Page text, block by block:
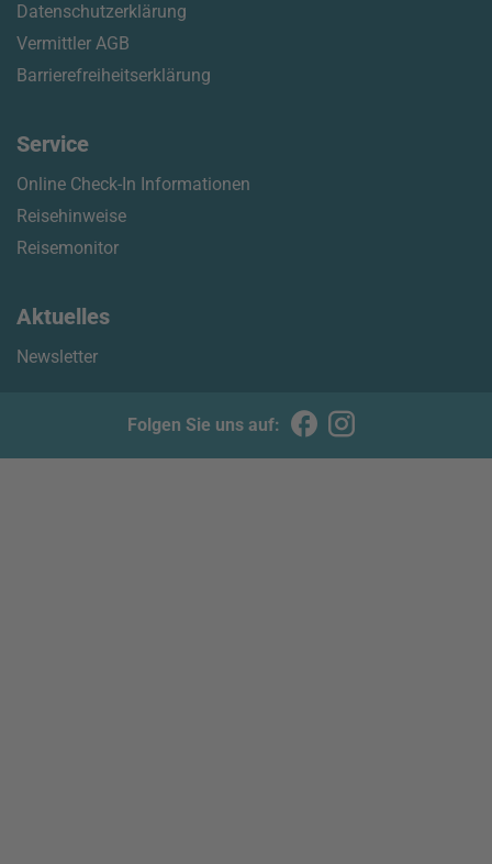
Datenschutzerklärung
Vermittler AGB
Barrierefreiheitserklärung
Service
Online Check-In Informationen
Reisehinweise
Reisemonitor
Aktuelles
Newsletter
Folgen Sie uns auf: